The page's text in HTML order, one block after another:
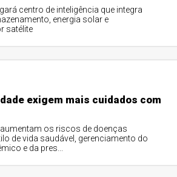
centro de inteligência que integra
energia solar e
satélite
exigem mais cuidados com
os riscos de doenças
de vida saudável, gerenciamento do
e da pres...